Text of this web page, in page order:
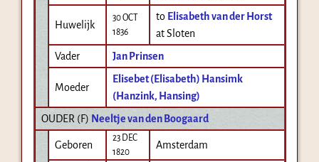
Huwelijk
30 OCT
1836
to Elisabeth van der Horst
at Sloten
Vader
Jan Prinsen
Moeder
Elisebet (Elisabeth) Hansimk
(Hanzink, Hansing)
OUDER (F) Neeltje van den Boogaard
Geboren
23 DEC
1820
Amsterdam